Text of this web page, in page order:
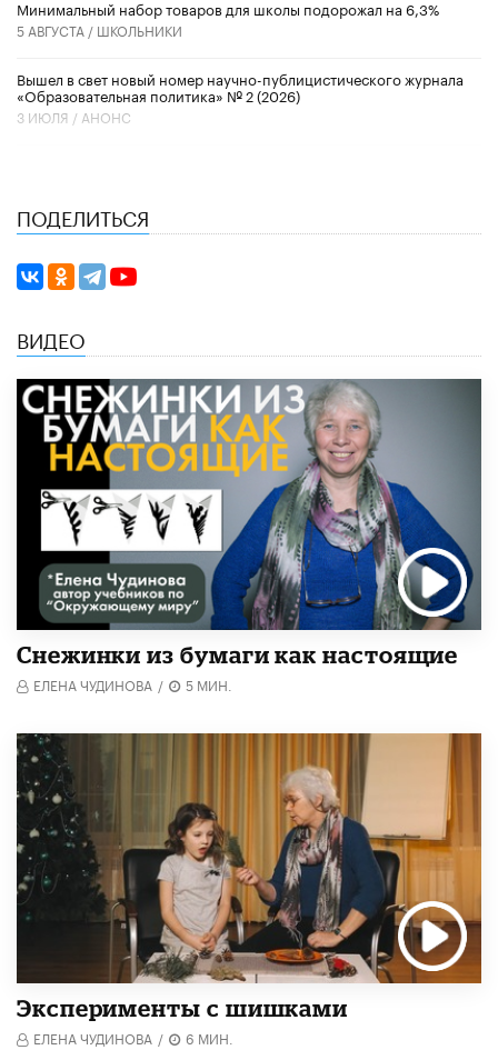
Минимальный набор товаров для школы подорожал на 6,3%
5 АВГУСТА / ШКОЛЬНИКИ
Вышел в свет новый номер научно-публицистического журнала
«Образовательная политика» № 2 (2026)
3 ИЮЛЯ / АНОНС
ПОДЕЛИТЬСЯ
ВИДЕО
Снежинки из бумаги как настоящие
ЕЛЕНА ЧУДИНОВА / 5 МИН.
Эксперименты с шишками
ЕЛЕНА ЧУДИНОВА / 6 МИН.